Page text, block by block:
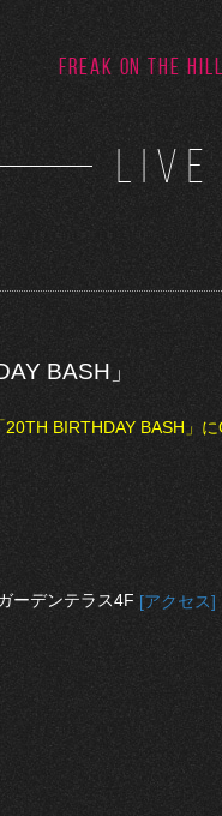
FREAK ON THE HILL
LIVE
BASH」
BIRTHDAY BASH」
ーデンテラス4F [アクセス]